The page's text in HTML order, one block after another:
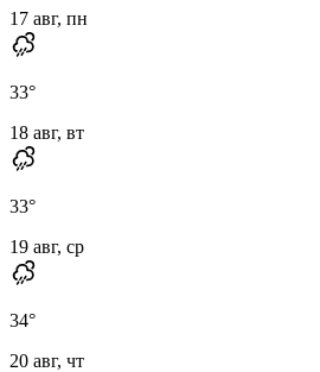
17 авг, пн
33°
18 авг, вт
33°
19 авг, ср
34°
20 авг, чт